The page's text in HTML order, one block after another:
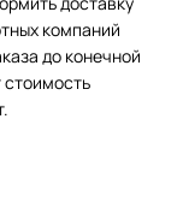
компаний
до конечной
стоимость